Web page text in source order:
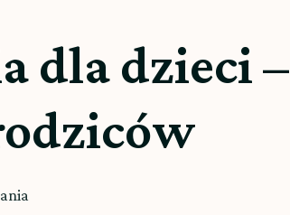
dla dzieci –